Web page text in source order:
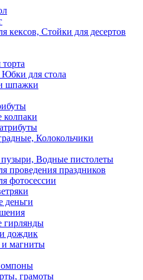
кексов, Стойки для десертов
Юбки для стола
шпажки
Колокольчики
Водные пистолеты
проведения праздников
фотосессии
деньги
гирлянды
дождик
магниты
грамоты